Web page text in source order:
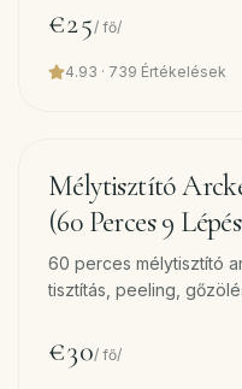
€25/ fő/
4.93 · 739 Értékelések
min
Mélytisztító
(60 Perces 9
60 perces mélytisztító
tisztítás, peeling,
Ingyenes szállítás.
€30/ fő/